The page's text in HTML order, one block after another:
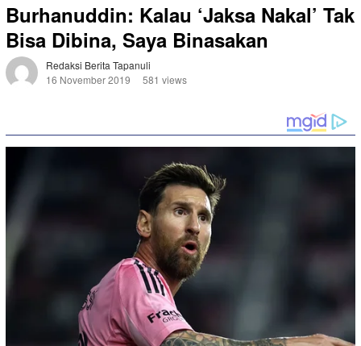
Burhanuddin: Kalau ‘Jaksa Nakal’ Tak
Bisa Dibina, Saya Binasakan
Redaksi Berita Tapanuli
16 November 2019
581 views